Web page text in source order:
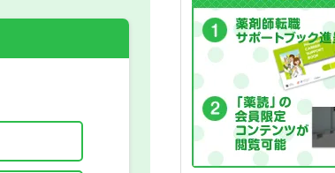
希望の働き方
正社員